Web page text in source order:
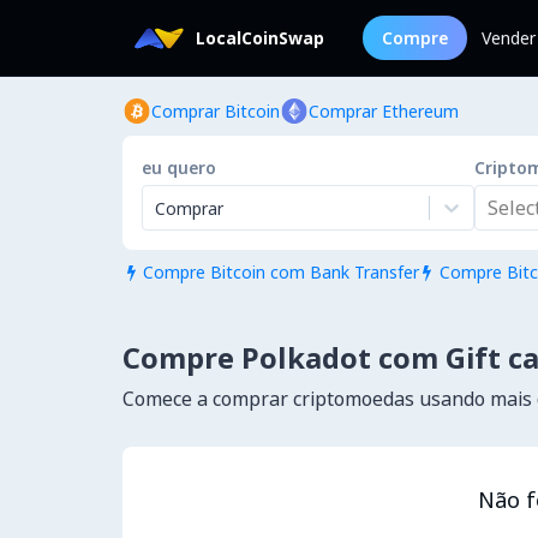
LocalCoinSwap Compre Vender
Comprar Bitcoin Comprar Ethereum
eu quero
Comprar
 Compre Bitcoin com Bank Transfer  Compre
Compre Polkadot com Gift
Comece a comprar criptomoedas usando
Não